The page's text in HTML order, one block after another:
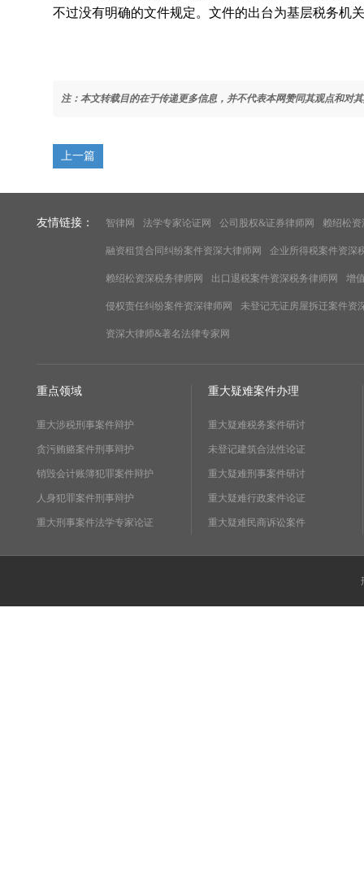
不过没有明确的文件规定。文件的出台为基层税务机
注：本文转载目的在于传递更多信息，并不代表本网赞同其观点和对
上一篇
友情链接： 智律网 法学专家论证网 公司股权&证券律师网 赖绍松资
融资租赁合同纠纷案件资深大律师网 企业所得税案件资深
赖绍松资深税务律师网 出口退税案件资深税务律师网 增
侵权责任纠纷案件资深律师网 未登记无证房屋拆迁案件资
资深大律师&著名法律专家网
重点领域
重大涉税刑事案件辩护
贪污贿赂案件刑事辩护
销毁会计账簿犯罪案件辩护
人身犯罪案件刑事辩护
重大刑事案件法学专家论证
重大疑难案件办理
重大疑难税务案件研讨
未登记建筑合法性论证
重大疑难刑事案件研讨
重大疑难行政案件论证
重大疑难民商诉讼案件